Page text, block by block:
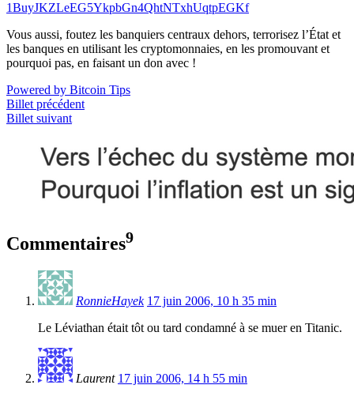
1BuyJKZLeEG5YkpbGn4QhtNTxhUqtpEGKf
Vous aussi, foutez les banquiers centraux dehors, terrorisez l’État et
les banques en utilisant les cryptomonnaies, en les promouvant et
pourquoi pas, en faisant un don avec !
Powered by Bitcoin Tips
Billet précédent
Billet suivant
Commentaires9
RonnieHayek 17 juin 2006, 10 h 35 min
Le Léviathan était tôt ou tard condamné à se muer en Titanic.
Laurent 17 juin 2006, 14 h 55 min